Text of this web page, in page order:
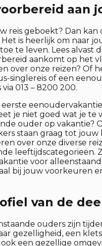
aan
reis geboekt? Dan kan
is heerlijk om naar
te leven. Lees alvast
aankomt op het
over onze reizen? Of
singlereis of een
via 013 – 8200 200.
eerste
je niet goed wat je te
ouder op vakantie?
staan graag tot jouw
over onze diverse
leeftijdscategorieën.
voor
bij jouw voorkeuren
van de
ouders zijn
gezelligheid, een
een gezellige